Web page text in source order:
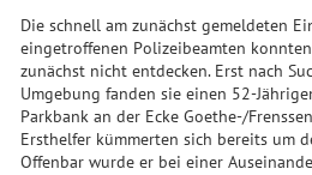
Die schnell am zunächst gemeldeten
eingetroffenen Polizeibeamten
zunächst nicht entdecken. Erst nach
Umgebung fanden sie einen 52-
Parkbank an der Ecke Goethe-/
Ersthelfer kümmerten sich bereits um
Offenbar wurde er bei einer